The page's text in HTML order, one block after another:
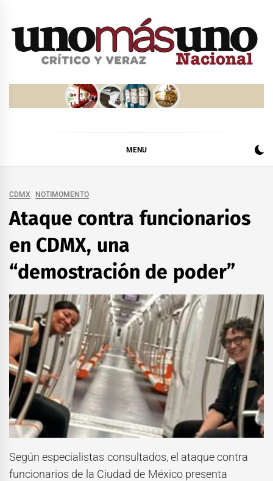
MENU
CDMX NOTIMOMENTO
Ataque contra funcionarios
en CDMX, una
“demostración de poder”
Según especialistas consultados, el ataque contra
funcionarios de la Ciudad de México presenta